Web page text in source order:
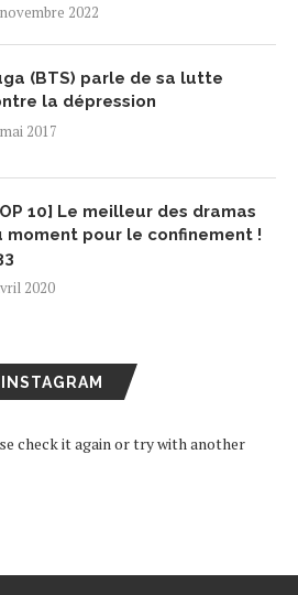
2022
(BTS) parle de sa lutte
la dépression
2017
10] Le meilleur des dramas
moment pour le confinement !
2020
INSTAGRAM
check it again or try with another